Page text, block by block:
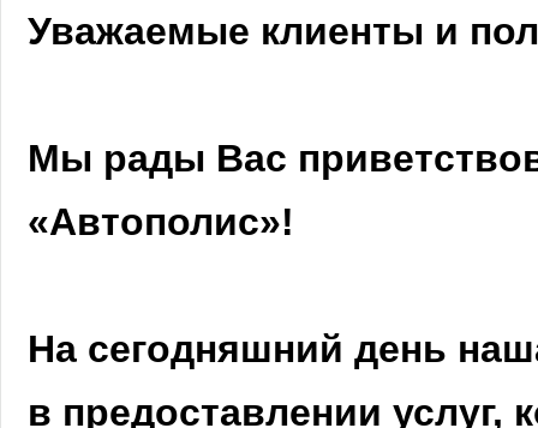
Уважаемые клиенты и
Мы рады Вас
«Автополис»!
На сегодняшний день
в предоставлении услуг,